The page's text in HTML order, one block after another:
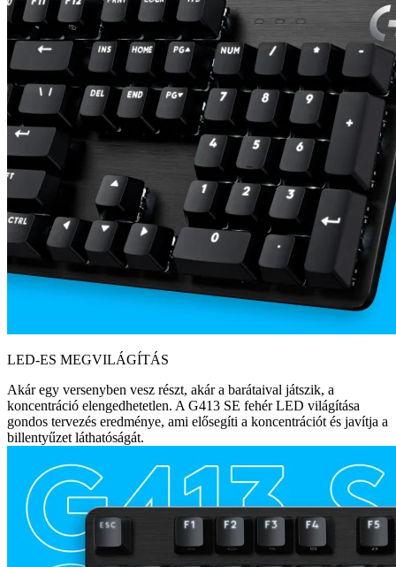
LED-ES MEGVILÁGÍTÁS
Akár egy versenyben vesz részt, akár a barátaival játszik, a
koncentráció elengedhetetlen. A G413 SE fehér LED világítása
gondos tervezés eredménye, ami elősegíti a koncentrációt és javítja a
billentyűzet láthatóságát.